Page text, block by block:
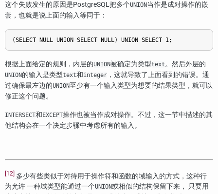
这个失败发生的原因是PostgreSQL把多个UNION当作是成对操作的嵌
套，也就是说上面的输入等同于：
根据上面给定的规则，内层的UNION被确定为类型text。然后外层的
UNION的输入是类型text和integer ，这就导致了上面看到的错误。通
过确保最左边的UNION至少有一个输入类型为想要的结果类型，就可以
修正这个问题。
INTERSECT和 EXCEPT操作也被当作成对操作。不过，这一节中描述的其
他结构会在一个决定步骤中考虑所有的输入。
[12] 多少有些类似于对待用于操作符和函数的域输入的方式，这种行
为允许 一种域类型能通过一个UNION或相似的结构保留下来， 只要用